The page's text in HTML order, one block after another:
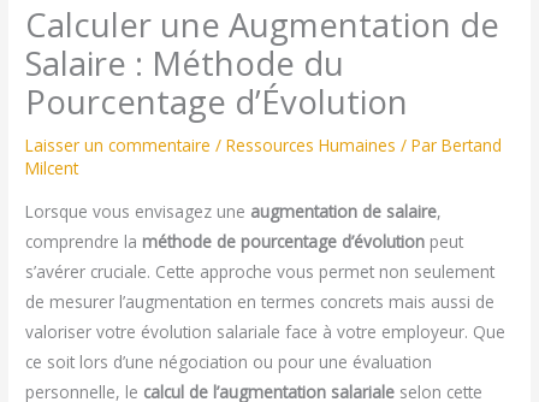
Calculer une Augmentation de
Salaire : Méthode du
Pourcentage d’Évolution
Laisser un commentaire /Ressources Humaines / ParBertand
Milcent
Lorsque vous envisagez une augmentation de salaire,
comprendre la méthode de pourcentage d’évolution peut
s’avérer cruciale. Cette approche vous permet non seulement
de mesurer l’augmentation en termes concrets mais aussi de
valoriser votre évolution salariale face à votre employeur. Que
ce soit lors d’une négociation ou pour une évaluation
personnelle, le calcul de l’augmentation salariale selon cette